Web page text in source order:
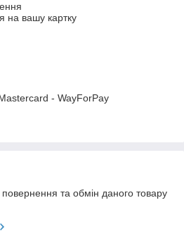
на вашу картку
- WayForPay
та обмін даного товару